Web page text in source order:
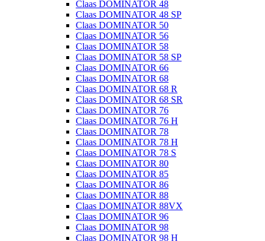
Claas DOMINATOR 48
Claas DOMINATOR 48 SP
Claas DOMINATOR 50
Claas DOMINATOR 56
Claas DOMINATOR 58
Claas DOMINATOR 58 SP
Claas DOMINATOR 66
Claas DOMINATOR 68
Claas DOMINATOR 68 R
Claas DOMINATOR 68 SR
Claas DOMINATOR 76
Claas DOMINATOR 76 H
Claas DOMINATOR 78
Claas DOMINATOR 78 H
Claas DOMINATOR 78 S
Claas DOMINATOR 80
Claas DOMINATOR 85
Claas DOMINATOR 86
Claas DOMINATOR 88
Claas DOMINATOR 88VX
Claas DOMINATOR 96
Claas DOMINATOR 98
Claas DOMINATOR 98 H